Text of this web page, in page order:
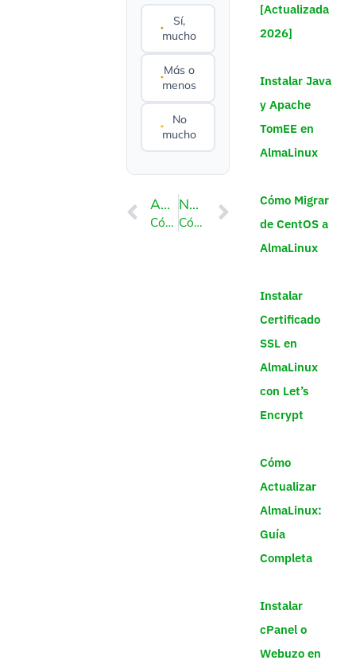
Sí,
mucho
Más o
menos
No
mucho
ANTERIOR
Cómo proteger las imágenes del sitio web para que no se muestren en un sitio web externo
NEXT
Cómo deshabilitar la navegación por directorios usando la regla htaccess
[Actualizada
2026]
Instalar Java
y Apache
TomEE en
AlmaLinux
Cómo Migrar
de CentOS a
AlmaLinux
Instalar
Certificado
SSL en
AlmaLinux
con Let’s
Encrypt
Cómo
Actualizar
AlmaLinux:
Guía
Completa
Instalar
cPanel o
Webuzo en